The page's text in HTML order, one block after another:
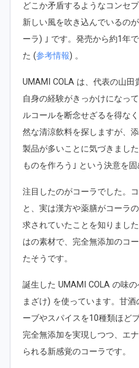
どこか矛盾するようなコンセ
新しい風を吹き込んでいるの
ーラ) ｣ です。発売から約1年
た (参考情報) 。
UMAMI COLA は、代表の山田
自身の経験がきっかけになっ
ルコールを断念せざるを得な
然な清涼飲料を探しますが、
製品が多いことに気づきまし
ものを作ろう｣ という決意を固
注目したのがコーラでした。
と、実は漢方や薬膳がコーラ
求されていたことを知りまし
はの素材で、完全無添加のコ
たそうです。
誕生した UMAMI COLA の味
まざけ) を使っています。甘
ーブやスパイスを10種類ほど
完全無添加を実現しつつ、エ
られる新感覚のコーラです。